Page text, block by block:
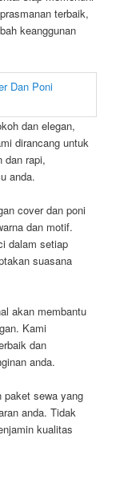
terbaik,
keanggunan
dan elegan,
dirancang untuk
dan rapi,
anda.
cover dan poni
dan motif.
dalam setiap
suasana
akan membantu
Kami
dan
anda.
paket sewa yang
anda. Tidak
kualitas